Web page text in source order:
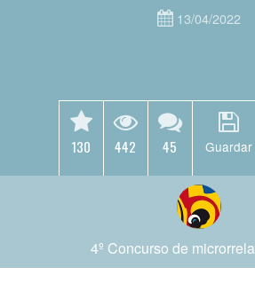
13/04/2022
130 442 45 Guardar
4º Concurso de